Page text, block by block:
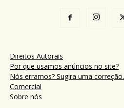
Direitos Autorais
Por que usamos anúncios no site?
Nós erramos? Sugira uma correção.
Comercial
Sobre nós